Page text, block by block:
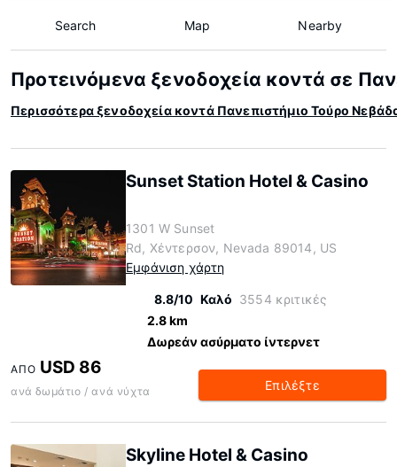
Search Map Nearby
Προτεινόμενα ξενοδοχεία κοντά σε
Περισσότερα ξενοδοχεία κοντά Πανεπιστήμιο Τούρο
Sunset Station Hotel & Casino
1301 W Sunset
Rd, Χέντερσον, Nevada 89014, US
Εμφάνιση χάρτη
8.8/10 Καλό 3554 κριτικές
2.8 km
Δωρεάν ασύρματο ίντερνετ
ΑΠΌ USD 86
ανά δωμάτιο / ανά νύχτα Επιλέξτε
Skyline Hotel & Casino